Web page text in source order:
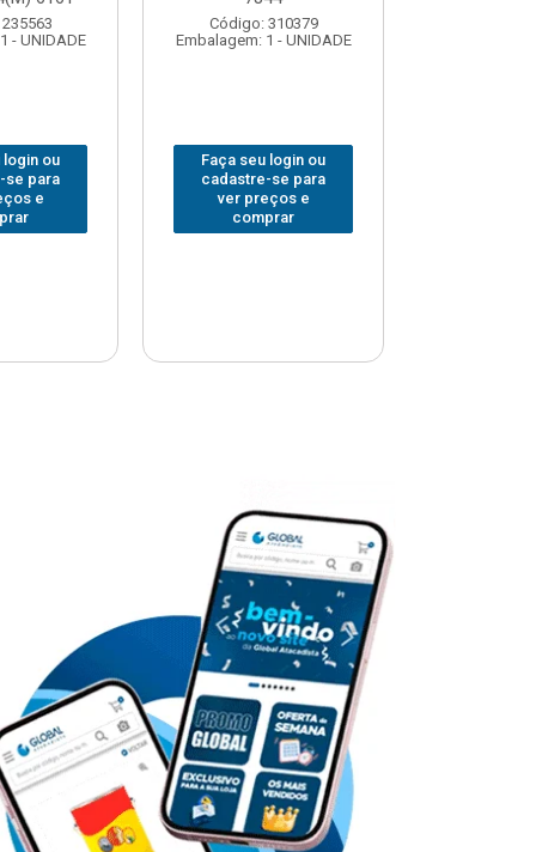
- UNIDADE
login ou
se para
e
18BOLSOS 7559
Código: 312401
Faça seu login ou
cadastre-se para
ver preços e
comprar